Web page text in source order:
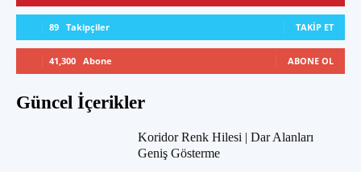
89 Takipçiler TAKIP ET
41,300 Abone ABONE OL
Güncel İçerikler
Koridor Renk Hilesi | Dar Alanları
Geniş Gösterme